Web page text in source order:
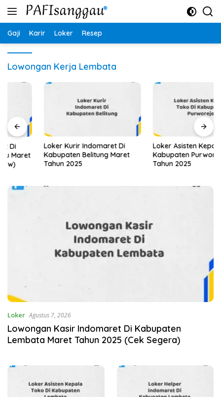
Langsung
Gaji Karir Loker Resep
Lowongan Kerja Lembata
Loker Kurir Indomaret Di
Kabupaten Belitung Maret
Tahun 2025
Loker Asisten Kepala Toko Di
Kabupaten Purworejo Maret
Tahun 2025
Loker Agustus 7, 2026
Lowongan Kasir Indomaret Di Kabupaten
Lembata Maret Tahun 2025 (Cek Segera)